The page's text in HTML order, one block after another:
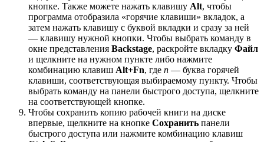
кнопке. Также можете нажать клавишу Alt, чтобы
программа отобразила «горячие клавиши» вкладок, а
затем нажать клавишу с буквой вкладки и сразу за ней
— клавишу нужной кнопки. Чтобы выбрать команду в
окне представления Backstage, раскройте вкладку Файл
и щелкните на нужном пункте либо нажмите
комбинацию клавиш Alt+Fn, где n — буква горячей
клавиши, соответствующая выбираемому пункту. Чтобы
выбрать команду на панели быстрого доступа, щелкните
на соответствующей кнопке.
Чтобы сохранить копию рабочей книги на диске
впервые, щелкните на кнопке Сохранить панели
быстрого доступа или нажмите комбинацию клавиш